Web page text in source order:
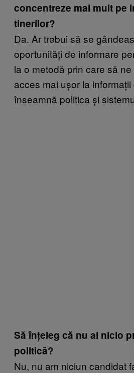
concentreze mai mult pe
tinerilor?
Da. Ar trebui să se
oportunități de informare
la o metodă prin care să
acces mai ușor la
înseamnă politica și
Să înțeleg că nu ai nicio
politică?
Nu, nu am niciun candidat